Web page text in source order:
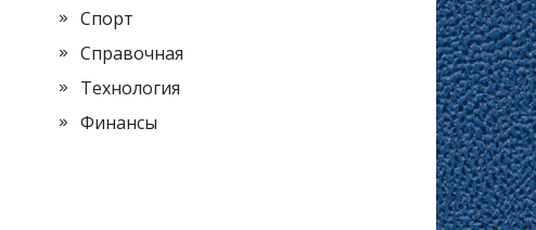
Спорт
Справочная
Технология
Финансы